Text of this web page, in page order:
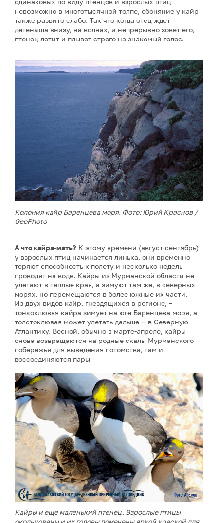
невозможно в многотысячной толпе, обоняние у кайр
также развито слабо. Так что когда отец ждет
детеныша внизу, на волнах, и непрерывно зовет его,
птенец летит и плывет строго на знакомый голос.
Колония кайр Баренцева моря. Фото: Юрий Краснов /
GeoPhoto
А что кайра-мать? К этому времени (август-сентябрь)
у взрослых птиц начинается линька, они временно
теряют способность к полету и несколько недель
проводят на воде. Кайры из Мурманской области не
улетают в теплые края, а зимуют там же, в северных
морях, но перемещаются в более южные их части.
Из двух видов кайр, гнездящихся в регионе, –
тонкоклювая кайра зимует на юге Баренцева моря, а
толстоклювая может улетать дальше — в Северную
Атлантику. Весной, обычно в марте-апреле, кайры
снова возвращаются на родные скалы Мурманского
побережья для выведения потомства, там и
воссоединяются пары.
Кайры и еще маленький птенец. Взрослые птицы